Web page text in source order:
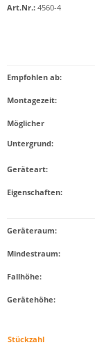
Art.Nr.: 4560-4
Empfohlen ab:
Montagezeit:
Möglicher
Untergrund:
Geräteart:
Eigenschaften:
Geräteraum:
Mindestraum:
Fallhöhe:
Gerätehöhe:
Stückzahl